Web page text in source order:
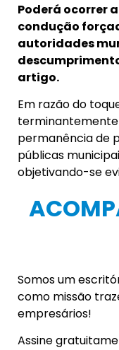
Poderá ocorrer
condução
autoridades
artigo.
Em razão do
permanência de
públicas
objetivando-se
Somos um
como missão
empresários!
Assine